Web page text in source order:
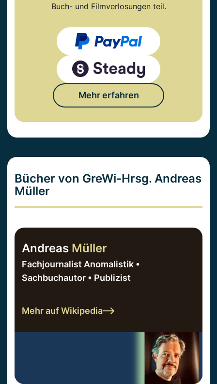
Buch- und Filmverlosungen teil.
Mehr erfahren
Bücher von GreWi-Hrsg. Andreas
Müller
Andreas Müller
Fachjournalist Anomalistik •
Sachbuchautor • Publizist
Mehr auf Wikipedia